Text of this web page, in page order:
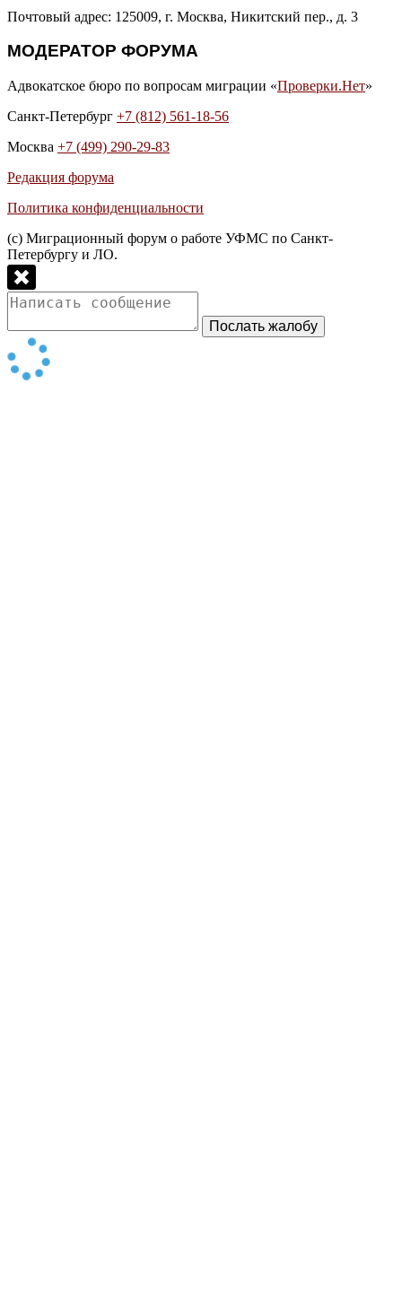
Почтовый адрес: 125009, г. Москва, Никитский пер., д. 3
МОДЕРАТОР ФОРУМА
Адвокатское бюро по вопросам миграции «Проверки.Нет»
Санкт-Петербург +7 (812) 561-18-56
Москва +7 (499) 290-29-83
Редакция форума
Политика конфиденциальности
(с) Миграционный форум о работе УФМС по Санкт-
Петербургу и ЛО.